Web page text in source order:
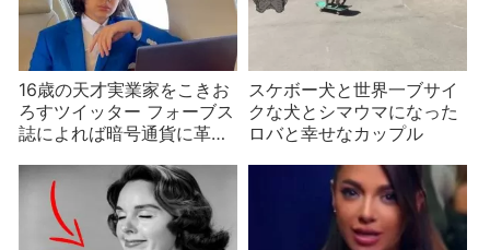
16歳の天才実業家をこきお
ろすツイッター フォーブス
誌によれば暗号通貨に革命
スケボー犬と世界一ブサイ
クな犬とシマウマになった
ロバと幸せなカップル